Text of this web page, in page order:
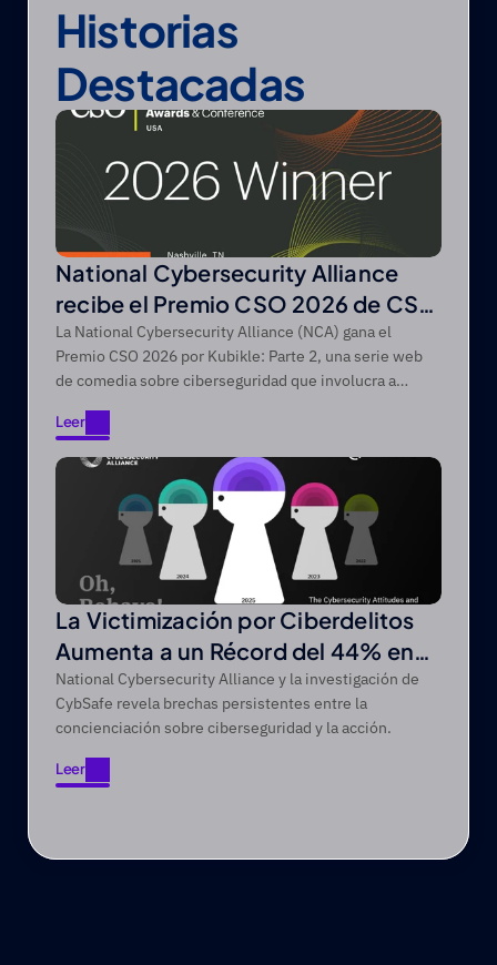
Historias
Destacadas
National Cybersecurity Alliance
recibe el Premio CSO 2026 de CSO
de Foundry
La National Cybersecurity Alliance (NCA) gana el
Premio CSO 2026 por Kubikle: Parte 2, una serie web
de comedia sobre ciberseguridad que involucra a
de entretenimiento primero.
Leer
Leer
La Victimización por Ciberdelitos
Aumenta a un Récord del 44% en
un Periodo de Cinco Años
National Cybersecurity Alliance y la investigación de
CybSafe revela brechas persistentes entre la
concienciación sobre ciberseguridad y la acción.
Leer
Leer